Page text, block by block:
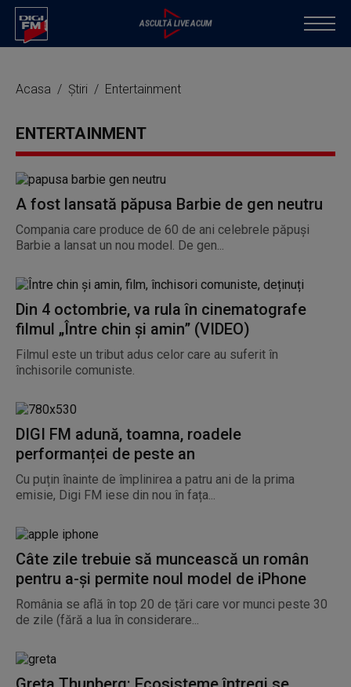
Acasa Știri Entertainment
ENTERTAINMENT
A fost lansată păpusa Barbie de gen neutru
Compania care produce de 60 de ani celebrele păpuși
Barbie a lansat un nou model. De gen...
Din 4 octombrie, va rula în cinematografe
filmul „Între chin și amin” (VIDEO)
Filmul este un tribut adus celor care au suferit în
închisorile comuniste.
DIGI FM adună, toamna, roadele
performanței de peste an
Cu puțin înainte de împlinirea a patru ani de la prima
emisie, Digi FM iese din nou în fața...
Câte zile trebuie să muncească un român
pentru a-și permite noul model de iPhone
România se află în top 20 de țări care vor munci peste 30
de zile (fără a lua în considerare...